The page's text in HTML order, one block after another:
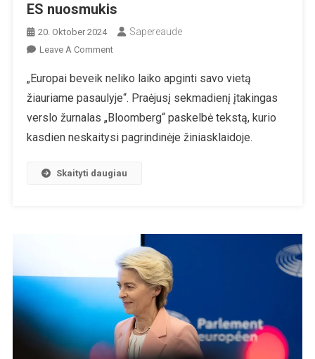
ES nuosmukis
20. Oktober 2024 Sapereaude
Leave A CommentOn
Nuosmukis
„Europai beveik neliko laiko apginti savo vietą
žiauriame pasaulyje“. Praėjusį sekmadienį įtakingas
verslo žurnalas „Bloomberg“ paskelbė tekstą, kurio
kasdien neskaitysi pagrindinėje žiniasklaidoje.
Skaityti daugiau